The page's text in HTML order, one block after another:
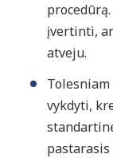
įvertinti,
atveju.
vykdyti,